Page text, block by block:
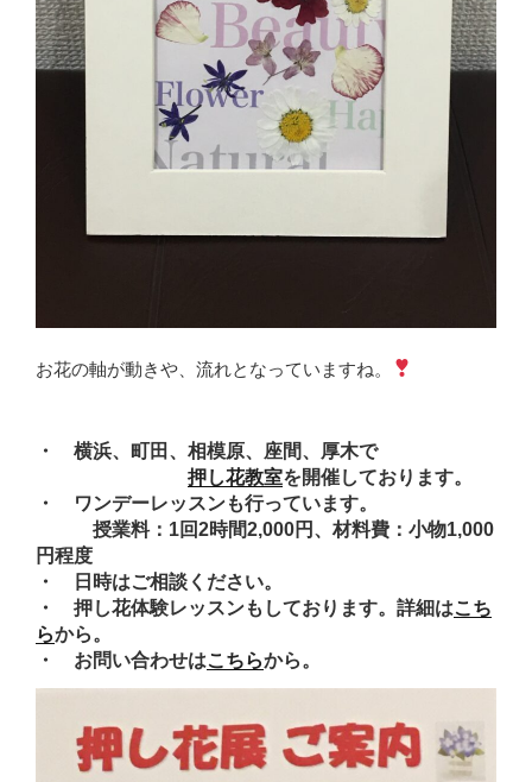
お花の軸が動きや、流れとなっていますね。
・ 横浜、町田、相模原、座間、厚木で
押し花教室を開催しております。
・ ワンデーレッスンも行っています。
授業料：1回2時間2,000円、材料費：小物1,000
円程度
・ 日時はご相談ください。
・ 押し花体験レッスンもしております。詳細はこち
らから。
・ お問い合わせはこちらから。